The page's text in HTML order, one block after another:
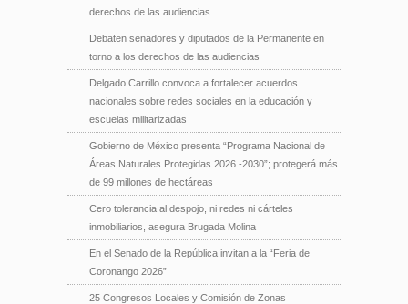
derechos de las audiencias
Debaten senadores y diputados de la Permanente en
torno a los derechos de las audiencias
Delgado Carrillo convoca a fortalecer acuerdos
nacionales sobre redes sociales en la educación y
escuelas militarizadas
Gobierno de México presenta “Programa Nacional de
Áreas Naturales Protegidas 2026 -2030”; protegerá más
de 99 millones de hectáreas
Cero tolerancia al despojo, ni redes ni cárteles
inmobiliarios, asegura Brugada Molina
En el Senado de la República invitan a la “Feria de
Coronango 2026”
25 Congresos Locales y Comisión de Zonas